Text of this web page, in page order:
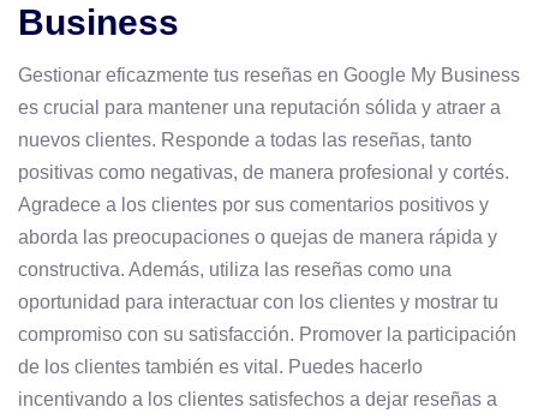
Business
Gestionar eficazmente tus reseñas en Google My Business
es crucial para mantener una reputación sólida y atraer a
nuevos clientes. Responde a todas las reseñas, tanto
positivas como negativas, de manera profesional y cortés.
Agradece a los clientes por sus comentarios positivos y
aborda las preocupaciones o quejas de manera rápida y
constructiva. Además, utiliza las reseñas como una
oportunidad para interactuar con los clientes y mostrar tu
compromiso con su satisfacción. Promover la participación
de los clientes también es vital. Puedes hacerlo
incentivando a los clientes satisfechos a dejar reseñas a